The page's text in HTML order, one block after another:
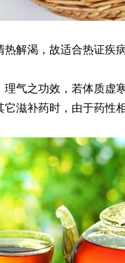
解渴，故适合热证疾
气之功效，若体质虚
滋补药时，由于药性